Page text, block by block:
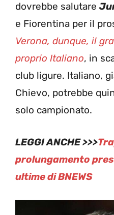
dovrebbe salutare
e Fiorentina per il
Verona, dunque, il
proprio Italiano, in
club ligure. Italiano,
Chievo, potrebbe
solo campionato.
LEGGI ANCHE >>>
prolungamento
ultime di BNEWS